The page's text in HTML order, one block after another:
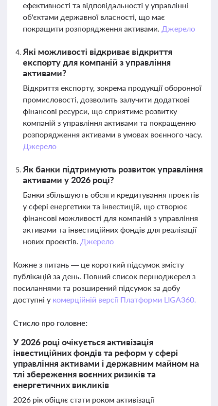
ефективності та відповідальності у управлінні
об'єктами державної власності, що має
покращити розпорядження активами. Джерело
Які можливості відкриває відкриття
експорту для компаній з управління
активами?
Відкриття експорту, зокрема продукції оборонної
промисловості, дозволить залучити додаткові
фінансові ресурси, що сприятиме розвитку
компаній з управління активами та покращенню
розпорядження активами в умовах воєнного часу.
Джерело
Як банки підтримують розвиток управління
активами у 2026 році?
Банки збільшують обсяги кредитування проєктів
у сфері енергетики та інвестицій, що створює
фінансові можливості для компаній з управління
активами та інвестиційних фондів для реалізації
нових проектів. Джерело
Кожне з питань — це короткий підсумок змісту
публікацій за день. Повний список першоджерел з
посиланнями та розширений підсумок за добу
доступні у комерційній версії Платформи LIGA360.
Стисло про головне:
У 2026 році очікується активізація
інвестиційних фондів та реформ у сфері
управління активами і державним майном на
тлі збереження воєнних ризиків та
енергетичних викликів
2026 рік обіцяє стати роком активізації